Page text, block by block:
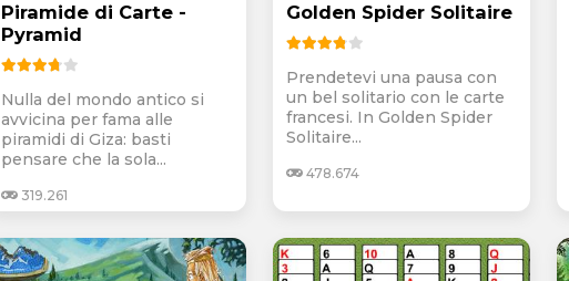
Piramide di Carte -
Pyramid
Nulla del mondo antico si
avvicina per fama alle
piramidi di Giza: basti
pensare che la sola...
319.261
Golden Spider Solitaire
Prendetevi una pausa con
un bel solitario con le carte
francesi. In Golden Spider
Solitaire...
478.674